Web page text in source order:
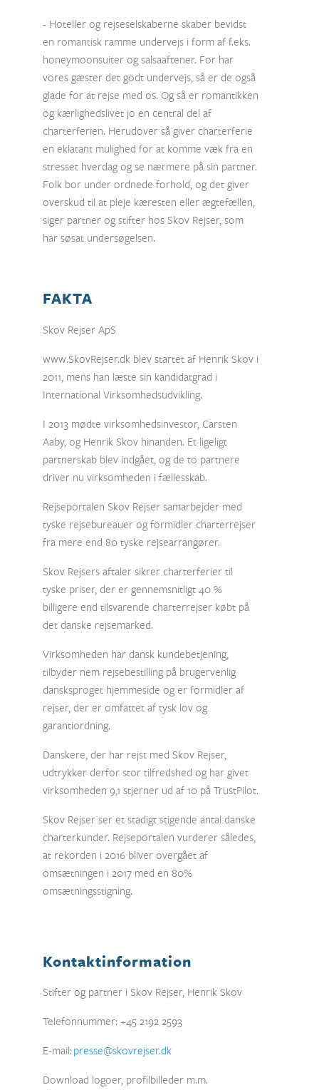
- Hoteller og rejseselskaberne skaber bevidst
en romantisk ramme undervejs i form af f.eks.
honeymoonsuiter og salsaaftener. For har
vores gæster det godt undervejs, så er de også
glade for at rejse med os. Og så er romantikken
og kærlighedslivet jo en central del af
charterferien. Herudover så giver charterferie
en eklatant mulighed for at komme væk fra en
stresset hverdag og se nærmere på sin partner.
Folk bor under ordnede forhold, og det giver
overskud til at pleje kæresten eller ægtefællen,
siger partner og stifter hos Skov Rejser, som
har søsat undersøgelsen.
FAKTA
Skov Rejser ApS
www.SkovRejser.dk blev startet af Henrik Skov i
2011, mens han læste sin kandidatgrad i
International Virksomhedsudvikling.
I 2013 mødte virksomhedsinvestor, Carsten
Aaby, og Henrik Skov hinanden. Et ligeligt
partnerskab blev indgået, og de to partnere
driver nu virksomheden i fællesskab.
Rejseportalen Skov Rejser samarbejder med
tyske rejsebureauer og formidler charterrejser
fra mere end 80 tyske rejsearrangører.
Skov Rejsers aftaler sikrer charterferier til
tyske priser, der er gennemsnitligt 40 %
billigere end tilsvarende charterrejser købt på
det danske rejsemarked.
Virksomheden har dansk kundebetjening,
tilbyder nem rejsebestilling på brugervenlig
dansksproget hjemmeside og er formidler af
rejser, der er omfattet af tysk lov og
garantiordning.
Danskere, der har rejst med Skov Rejser,
udtrykker derfor stor tilfredshed og har givet
virksomheden 9,1 stjerner ud af 10 på TrustPilot.
Skov Rejser ser et stadigt stigende antal danske
charterkunder. Rejseportalen vurderer således,
at rekorden i 2016 bliver overgået af
omsætningen i 2017 med en 80%
omsætningsstigning.
Kontaktinformation
Stifter og partner i Skov Rejser, Henrik Skov
Telefonnummer: +45 2192 2593
E-mail: presse@skovrejser.dk
Download logoer, profilbilleder m.m.